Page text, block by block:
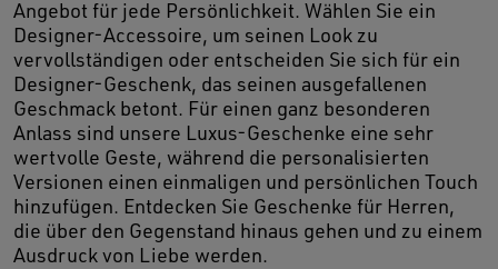
Angebot für jede Persönlichkeit. Wählen Sie ein
Designer-Accessoire, um seinen Look zu
vervollständigen oder entscheiden Sie sich für ein
Designer-Geschenk, das seinen ausgefallenen
Geschmack betont. Für einen ganz besonderen
Anlass sind unsere Luxus-Geschenke eine sehr
wertvolle Geste, während die personalisierten
Versionen einen einmaligen und persönlichen Touch
hinzufügen. Entdecken Sie Geschenke für Herren,
die über den Gegenstand hinaus gehen und zu einem
Ausdruck von Liebe werden.